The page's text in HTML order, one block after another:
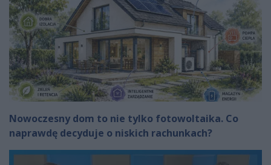
Nowoczesny dom to nie tylko fotowoltaika. Co
naprawdę decyduje o niskich rachunkach?